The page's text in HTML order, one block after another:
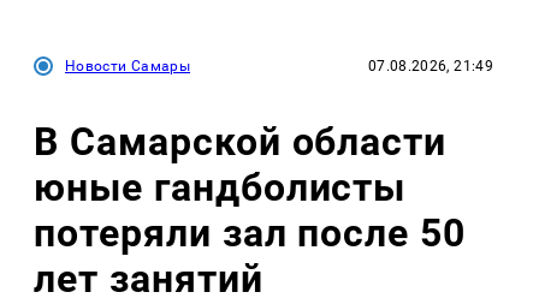
Новости Самары 07.08.2026, 21:49
В Самарской области
юные гандболисты
потеряли зал после 50
лет занятий